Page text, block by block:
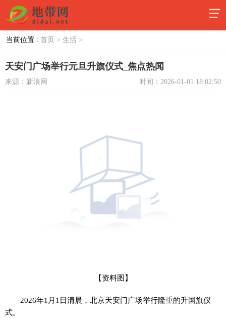
当前位置 : 首页 > 生活 >
天安门广场举行元旦升旗仪式_焦点热闻
来源：新浪网 时间：2026-01-01 18:02:50
【资料图】
2026年1月1日清晨，北京天安门广场举行隆重的升国旗仪
式。